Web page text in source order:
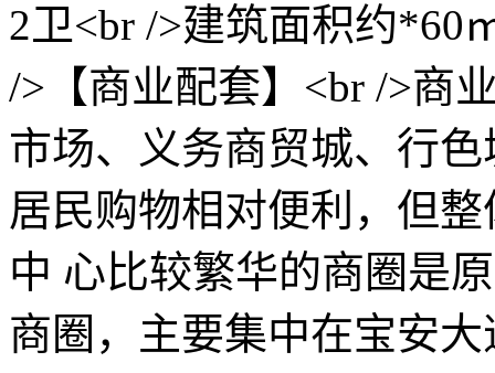
2卫<br />建筑面积约*60
/>【商业配套】<br />商
市场、义务商贸城、行
居民购物相对便利，但
中 心比较繁华的商圈是
商圈，主要集中在宝安